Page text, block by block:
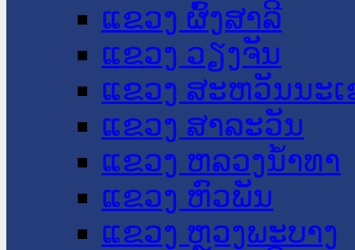
ແຂວງ ຜົ້ງສາລີ
ແຂວງ ວຽງຈັນ
ແຂວງ ສະຫວັນນະ
ແຂວງ ສາລະວັນ
ແຂວງ ຫລວງນໍ້າທາ
ແຂວງ ຫົວພັນ
ແຂວງ ຫຼວງພະບາງ